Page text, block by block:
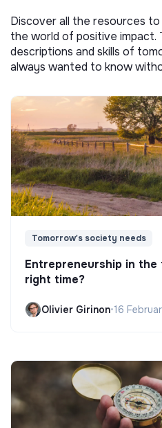
Discover all the resources to
the world of positive impact.
descriptions and skills of
always wanted to know
Tomorrow's society needs
Entrepreneurship in
right time?
Olivier Girinon•16